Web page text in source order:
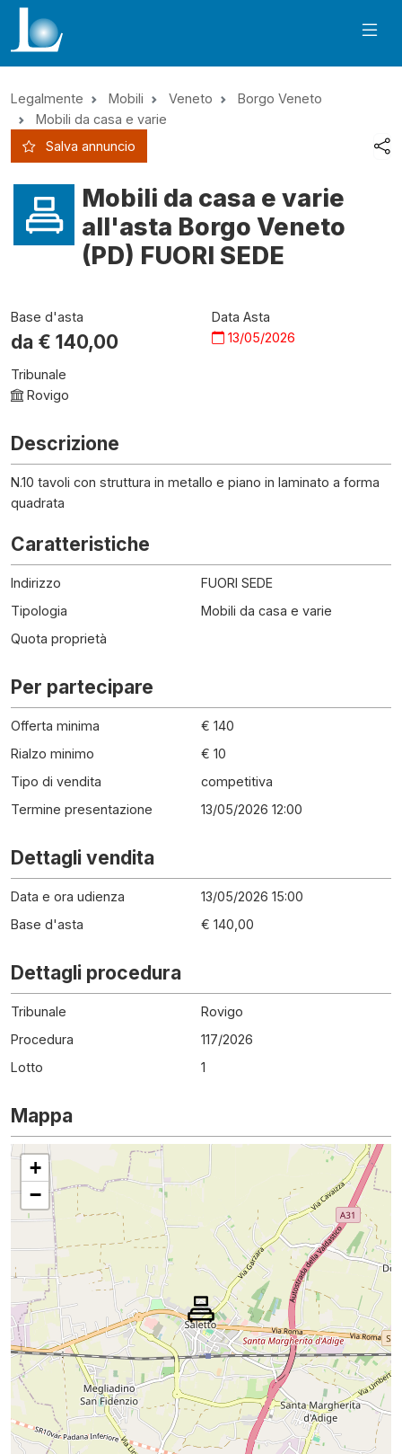
Legalmente Mobili Veneto
Borgo Veneto
Mobili da casa e varie
Salva annuncio
Mobili da casa e varie
all'asta Borgo Veneto
(PD) FUORI SEDE
Base d'asta
da € 140,00
Data Asta
13/05/2026
Tribunale
Rovigo
Descrizione
N.10 tavoli con struttura in metallo e piano in laminato a forma
quadrata
Caratteristiche
Indirizzo
FUORI SEDE
Tipologia
Mobili da casa e varie
Quota proprietà
Per partecipare
Offerta minima
€ 140
Rialzo minimo
€ 10
Tipo di vendita
competitiva
Termine presentazione
13/05/2026 12:00
Dettagli vendita
Data e ora udienza
13/05/2026 15:00
Base d'asta
€ 140,00
Dettagli procedura
Tribunale
Rovigo
Procedura
117/2026
Lotto
1
Mappa
+
−